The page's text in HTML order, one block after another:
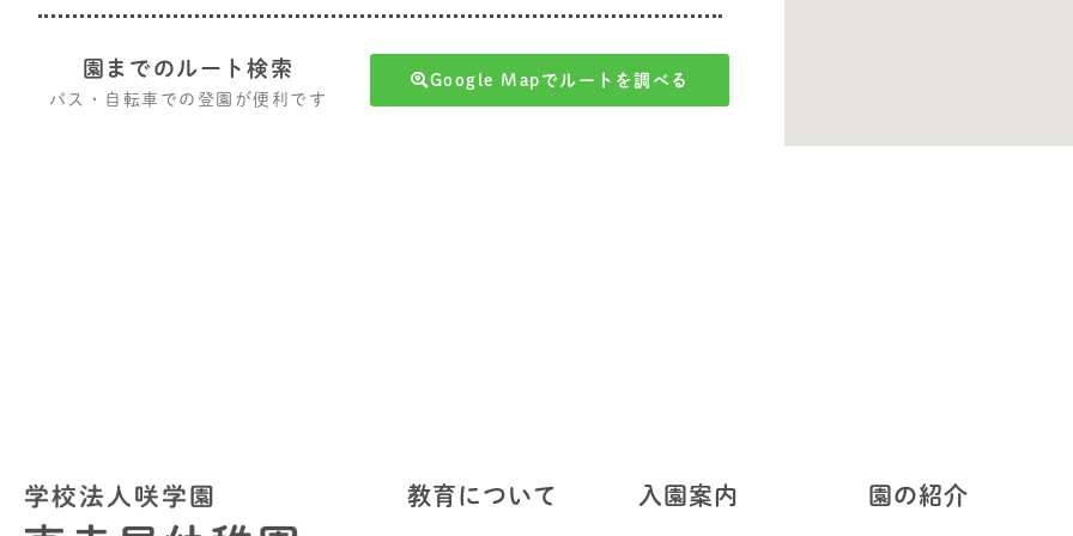
園までのルート検索
バス・自転車での登園が便利です
Google Mapでルートを調べる
教育について 入園案内 園の紹介